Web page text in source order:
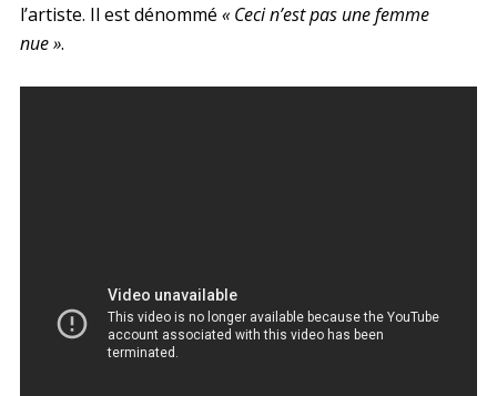
l’artiste. Il est dénommé « Ceci n’est pas une femme
nue ».